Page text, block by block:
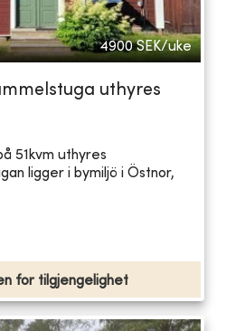
4900 SEK/uke
uthyres
51kvm uthyres
ligger i bymiljö i Östnor,
for tilgjengelighet